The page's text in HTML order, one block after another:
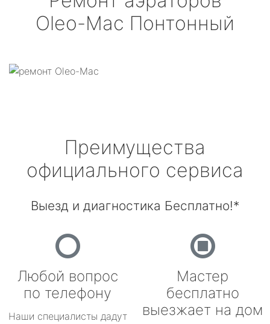
Oleo-Mac Понтонный
Преимущества
официального сервиса
Выезд и диагностика Бесплатно!*
Любой вопрос
по телефону
Наши специалисты дадут
Мастер
бесплатно
выезжает на дом